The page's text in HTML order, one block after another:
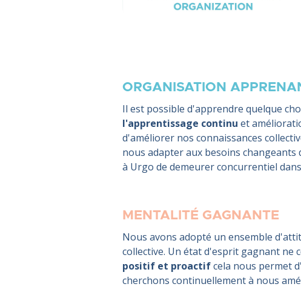
ORGANISATION
Il est possible d'apprendre quelque
l'apprentissage continu et
d'améliorer nos connaissances
nous adapter aux besoins
à Urgo de demeurer concurrentiel
MENTALITÉ GAGNANTE
Nous avons adopté un ensemble
collective. Un état d'esprit gagnant ne
positif et proactifcela nous permet
cherchons continuellement à nous